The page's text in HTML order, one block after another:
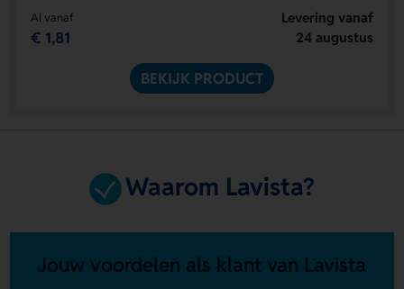
Al vanaf
€ 1,81
Levering vanaf
24 augustus
BEKIJK PRODUCT
Waarom Lavista?
Jouw voordelen als klant van Lavista